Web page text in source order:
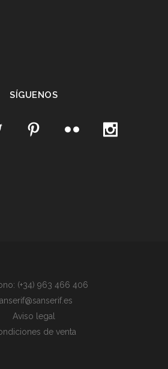
SÍGUENOS
(+34) 963 466 406
Aviso legal
de venta